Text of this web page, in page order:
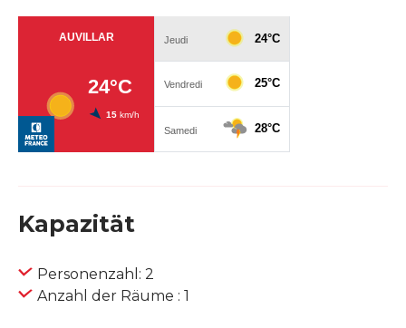
Kapazität
Personenzahl: 2
Anzahl der Räume : 1